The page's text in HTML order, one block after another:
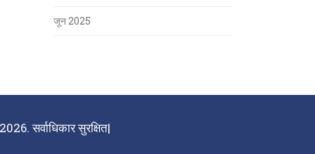
जून 2025
सर्वाधिकार सुरक्षित|